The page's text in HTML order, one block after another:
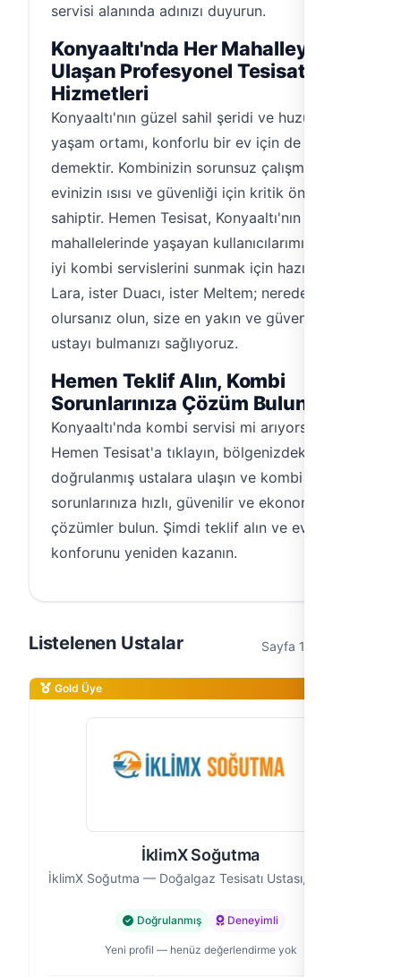
servisi alanında adınızı duyurun.
Konyaaltı'nda Her Mahalleye
Ulaşan Profesyonel Tesisat
Hizmetleri
Konyaaltı'nın güzel sahil şeridi ve huzurlu
yaşam ortamı, konforlu bir ev için de
demektir. Kombinizin sorunsuz çalışması,
evinizin ısısı ve güvenliği için kritik öneme
sahiptir. Hemen Tesisat, Konyaaltı'nın tüm
mahallelerinde yaşayan kullanıcılarımıza en
iyi kombi servislerini sunmak için hazır. İster
Lara, ister Duacı, ister Meltem; nerede
olursanız olun, size en yakın ve güvenilir
ustayı bulmanızı sağlıyoruz.
Hemen Teklif Alın, Kombi
Sorunlarınıza Çözüm Bulun
Konyaaltı'nda kombi servisi mi arıyorsunuz?
Hemen Tesisat'a tıklayın, bölgenizdeki
doğrulanmış ustalara ulaşın ve kombi
sorunlarınıza hızlı, güvenilir ve ekonomik
çözümler bulun. Şimdi teklif alın ve evinizin
konforunu yeniden kazanın.
Listelenen Ustalar Sayfa 1 / 1 (4 usta)
Gold Üye
İklimX Soğutma
İklimX Soğutma — Doğalgaz Tesisatı Ustası, Antalya
Doğrulanmış Deneyimli
Yeni profil — henüz değerlendirme yok